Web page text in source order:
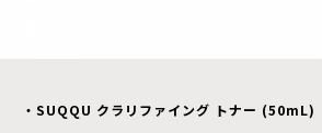
・ SUQQU クラリファイング トナー (50mL)